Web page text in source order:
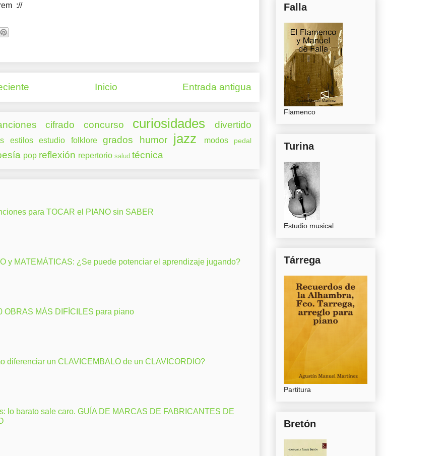
://
Entrada antigua
Inicio
cifrado concurso curiosidades divertido
estilos estudio folklore grados humor jazz modos pedal
pop reflexión repertorio salud técnica
para TOCAR el PIANO sin SABER
y MATEMÁTICAS: ¿Se puede potenciar el aprendizaje jugando?
OBRAS MÁS DIFÍCILES para piano
diferenciar un CLAVICEMBALO de un CLAVICORDIO?
lo barato sale caro. GUÍA DE MARCAS DE FABRICANTES DE
Falla
Flamenco
Turina
Estudio musical
Tárrega
Partitura
Bretón